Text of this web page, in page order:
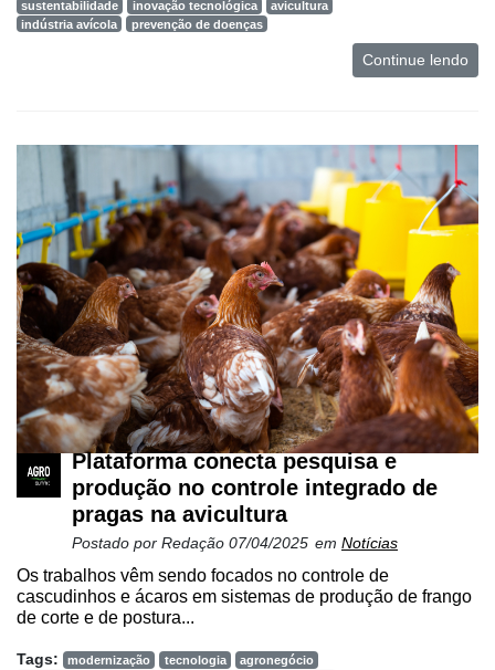
sustentabilidade
inovação tecnológica
avicultura
indústria avícola
prevenção de doenças
Continue lendo
Plataforma conecta pesquisa e
produção no controle integrado de
pragas na avicultura
Postado por Redação 07/04/2025 em Notícias
Os trabalhos vêm sendo focados no controle de
cascudinhos e ácaros em sistemas de produção de frango
de corte e de postura...
Tags: modernização tecnologia
agronegócio